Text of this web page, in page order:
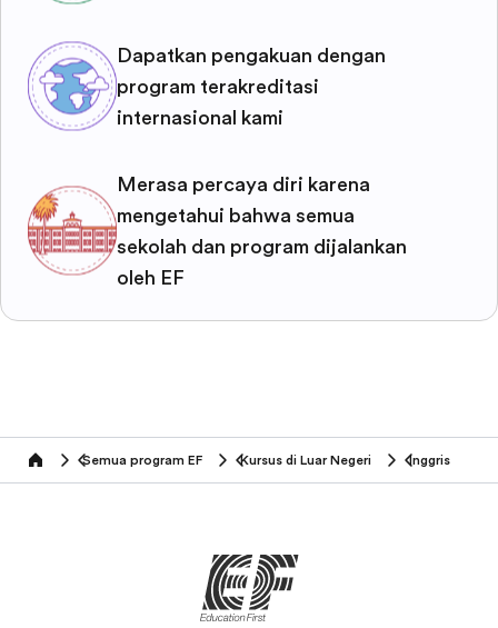
Dapatkan pengakuan dengan
program terakreditasi
internasional kami
Merasa percaya diri karena
mengetahui bahwa semua
sekolah dan program dijalankan
oleh EF
home Semua program EF Kursus di Luar Negeri Inggris